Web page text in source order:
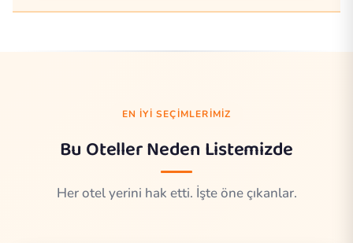
EN İYI SEÇIMLERIMIZ
Bu Oteller Neden Listemizde
Her otel yerini hak etti. İşte öne çıkanlar.